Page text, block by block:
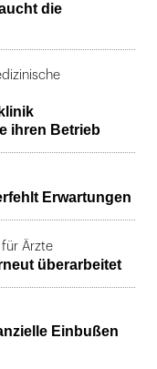
die
ihren Betrieb
Erwartungen
Ärzte
überarbeitet
Einbußen